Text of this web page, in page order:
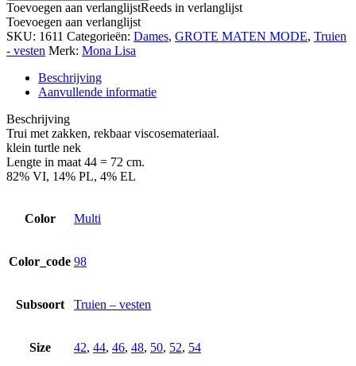
Toevoegen aan verlanglijstReeds in verlanglijst
Toevoegen aan verlanglijst
SKU: 1611 Categorieën: Dames, GROTE MATEN MODE, Truien
- vesten Merk: Mona Lisa
Beschrijving
Aanvullende informatie
Beschrijving
Trui met zakken, rekbaar viscosemateriaal.
klein turtle nek
Lengte in maat 44 = 72 cm.
82% VI, 14% PL, 4% EL
Color Multi
Color_code 98
Subsoort Truien – vesten
Size 42, 44, 46, 48, 50, 52, 54